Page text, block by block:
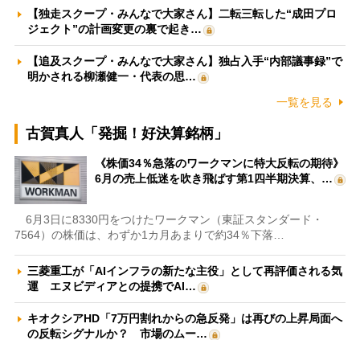
【独走スクープ・みんなで大家さん】二転三転した“成田プロ
ジェクト”の計画変更の裏で起き…
【追及スクープ・みんなで大家さん】独占入手“内部議事録”で
明かされる柳瀬健一・代表の思…
一覧を見る
古賀真人「発掘！好決算銘柄」
《株価34％急落のワークマンに特大反転の期待》
6月の売上低迷を吹き飛ばす第1四半期決算、…
6月3日に8330円をつけたワークマン（東証スタンダード・
7564）の株価は、わずか1カ月あまりで約34％下落…
三菱重工が「AIインフラの新たな主役」として再評価される気
運 エヌビディアとの提携でAI…
キオクシアHD「7万円割れからの急反発」は再びの上昇局面へ
の反転シグナルか？ 市場のムー…